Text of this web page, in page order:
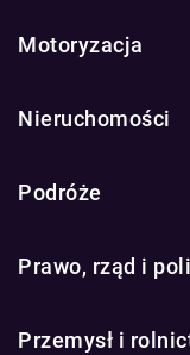
Motoryzacja
Nieruchomości
Podróże
Prawo, rząd i
Przemysł i